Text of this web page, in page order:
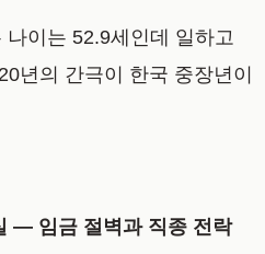
이는 52.9세인데 일하고
년의 간극이 한국 중장년이
— 임금 절벽과 직종 전락